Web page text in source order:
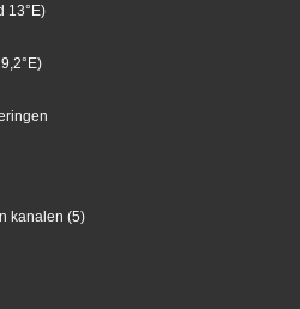
13°E)
kanalen (5)